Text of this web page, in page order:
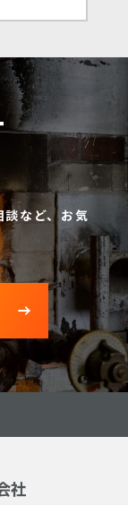
など、 お気